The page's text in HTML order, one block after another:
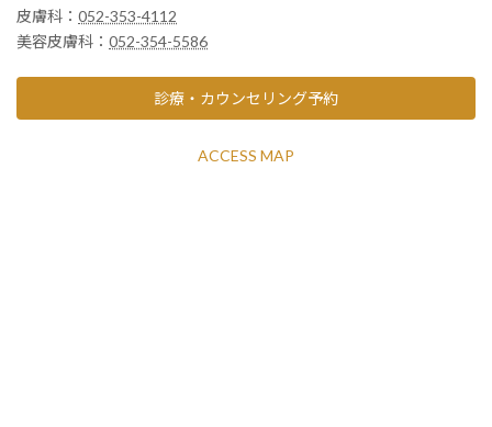
皮膚科： 052-353-4112
美容皮膚科： 052-354-5586
診療・カウンセリング予約
ACCESS MAP